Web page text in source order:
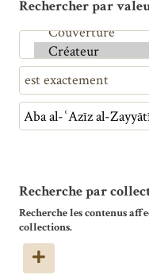
Rechercher par
Recherche par
Recherche les contenus
collections.